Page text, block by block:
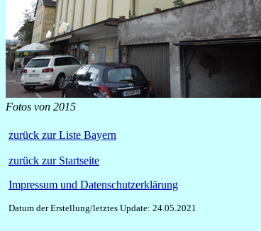
Fotos von 2015
zurück zur Liste Bayern
zurück zur Startseite
Impressum und Datenschutzerklärung
Datum der Erstellung/letztes Update: 24.05.2021